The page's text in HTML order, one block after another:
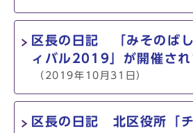
区長の日記 「みそのば
ィバル2019」が開催され
（2019年10月31日）
区長の日記 北区役所「